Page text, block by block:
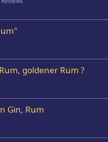
goldener Rum ?
Gin, Rum